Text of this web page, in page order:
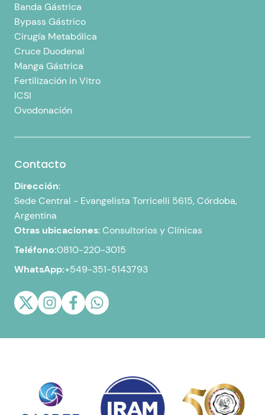
Banda Gástrica
Bypass Gástrico
Cirugía Metabólica
Cruce Duodenal
Manga Gástrica
Fertilización in Vitro
ICSI
Ovodonación
Contacto
Dirección:
Sede Central - Evangelista Torricelli 5615, Córdoba,
Argentina
Otras ubicaciones:Consultorios y Clínicas
Teléfono:0810-220-3015
WhatsApp:+549-351-5143793